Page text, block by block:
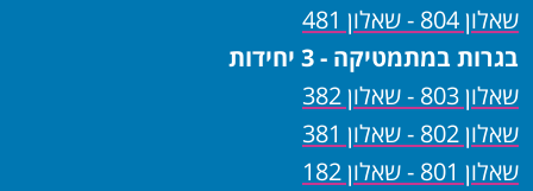
שאלון 804 - שאלון 481
בגרות במתמטיקה - 3 יחידות
שאלון 803 - שאלון 382
שאלון 802 - שאלון 381
שאלון 801 - שאלון 182